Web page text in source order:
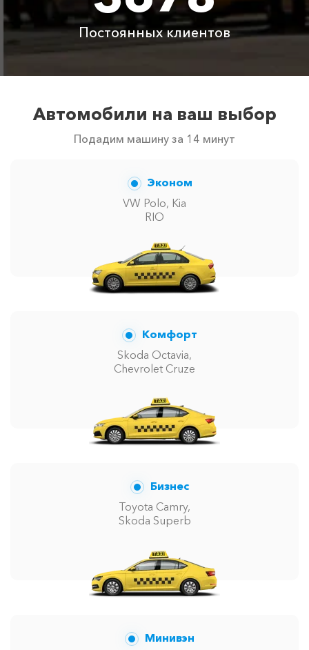
Цены по акции ограничены количеством свободных
автомобилей в г Любимовка. Точную цену вам
Постоянных клиентов
Автомобили на ваш выбор
Подадим машину за 14 минут
Эконом
VW Polo, Kia
RIO
Комфорт
Skoda Octavia,
Chevrolet Cruze
Бизнес
Toyota Camry,
Skoda Superb
Минивэн